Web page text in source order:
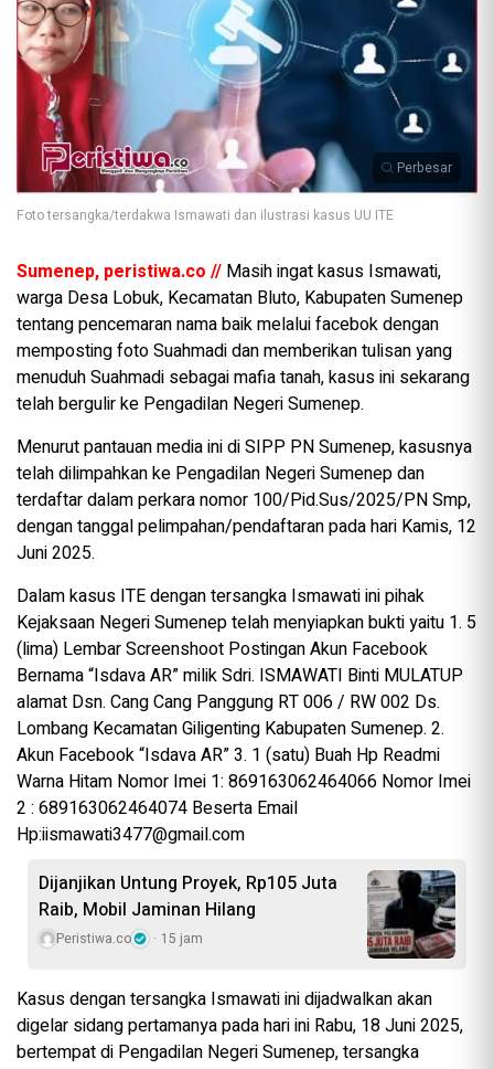
Perbesar
Foto tersangka/terdakwa Ismawati dan ilustrasi kasus UU ITE
Sumenep, peristiwa.co // Masih ingat kasus Ismawati,
warga Desa Lobuk, Kecamatan Bluto, Kabupaten Sumenep
tentang pencemaran nama baik melalui facebok dengan
memposting foto Suahmadi dan memberikan tulisan yang
menuduh Suahmadi sebagai mafia tanah, kasus ini sekarang
telah bergulir ke Pengadilan Negeri Sumenep.
Menurut pantauan media ini di SIPP PN Sumenep, kasusnya
telah dilimpahkan ke Pengadilan Negeri Sumenep dan
terdaftar dalam perkara nomor 100/Pid.Sus/2025/PN Smp,
dengan tanggal pelimpahan/pendaftaran pada hari Kamis, 12
Juni 2025.
Dalam kasus ITE dengan tersangka Ismawati ini pihak
Kejaksaan Negeri Sumenep telah menyiapkan bukti yaitu 1. 5
(lima) Lembar Screenshoot Postingan Akun Facebook
Bernama “Isdava AR” milik Sdri. ISMAWATI Binti MULATUP
alamat Dsn. Cang Cang Panggung RT 006 / RW 002 Ds.
Lombang Kecamatan Giligenting Kabupaten Sumenep. 2.
Akun Facebook “Isdava AR” 3. 1 (satu) Buah Hp Readmi
Warna Hitam Nomor Imei 1: 869163062464066 Nomor Imei
2 : 689163062464074 Beserta Email
Hp:iismawati3477@gmail.com
Dijanjikan Untung Proyek, Rp105 Juta
Raib, Mobil Jaminan Hilang
Peristiwa.co 15 jam
Kasus dengan tersangka Ismawati ini dijadwalkan akan
digelar sidang pertamanya pada hari ini Rabu, 18 Juni 2025,
bertempat di Pengadilan Negeri Sumenep, tersangka